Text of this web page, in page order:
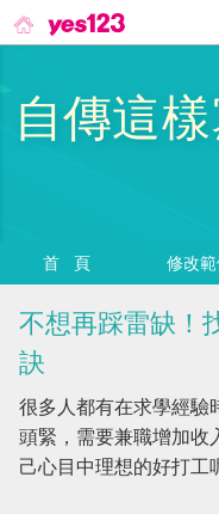
自傳這
首頁 修改範
不想再踩雷缺！
訣
很多人都有在求學經驗
頭緊，需要兼職增加收
己心目中理想的好打工